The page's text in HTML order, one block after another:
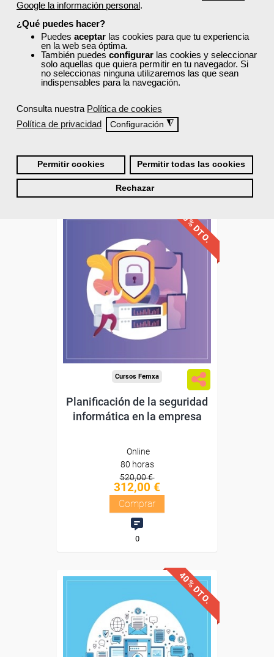
Google la información personal.
¿Qué puedes hacer?
Puedes aceptar las cookies para que tu experiencia
en la web sea óptima.
También puedes configurar las cookies y seleccionar
solo aquellas que quiera permitir en tu navegador. Si
no seleccionas ninguna utilizaremos las que sean
indispensables para la navegación.
Consulta nuestra Política de cookies
Política de privacidad
Configuración ◮
Permitir cookies Permitir todas las cookies
Rechazar
Internet seguro
50 horas
325,00 €
195,00 €
0
40% DTO.
Descuentos especiales
Sin requisitos de acceso
Diploma
Cursos Femxa
Planificación de la seguridad
informática en la empresa
Online
80 horas
520,00 €
312,00 €
Comprar
0
40% DTO.
Descuentos especiales
Sin requisitos de acceso